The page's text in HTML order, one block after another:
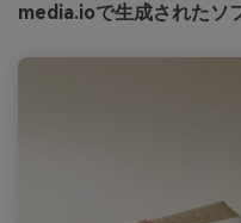
media.ioで生成されたソ